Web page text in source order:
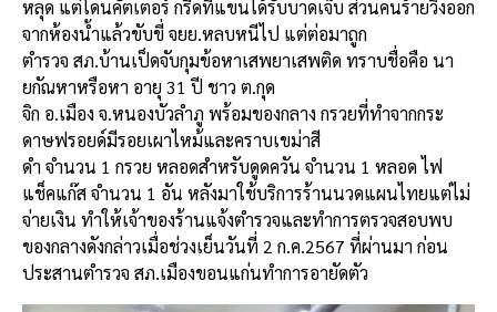
หลุด แต่โดนคัตเตอร์ กรีดที่แขนได้รับบาดเจ็บ ส่วนคนร้ายวิ่งออก
จากห้องน้ำแล้วขับขี่ จยย.หลบหนีไป แต่ต่อมาถูก
ตำรวจ สภ.บ้านเป็ดจับกุมข้อหาเสพยาเสพติด ทราบชื่อคือ นา
ยกัณหาหรือหา อายุ 31 ปี ชาว ต.กุด
จิก อ.เมือง จ.หนองบัวลำภู พร้อมของกลาง กรวยที่ทำจากกระ
ดาษฟรอยด์มีรอยเผาไหม้และคราบเขม่าสี
ดำ จำนวน 1 กรวย หลอดสำหรับดูดควัน จำนวน 1 หลอด ไฟ
แช็คแก๊ส จำนวน 1 อัน หลังมาใช้บริการร้านนวดแผนไทยแต่ไม่
จ่ายเงิน ทำให้เจ้าของร้านแจ้งตำรวจและทำการตรวจสอบพบ
ของกลางดังกล่าวเมื่อช่วงเย็นวันที่ 2 ก.ค.2567 ที่ผ่านมา ก่อน
ประสานตำรวจ สภ.เมืองขอนแก่นทำการอายัดตัว